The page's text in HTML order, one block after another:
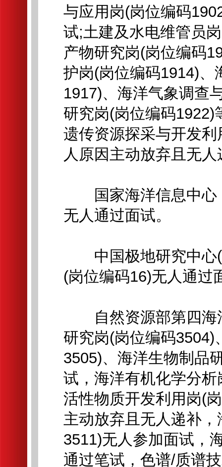
与应用岗(岗位编码
试;土建及水电维管员
产物研究岗(岗位编码
护岗(岗位编码1914)、
1917)、海洋气象调查
研究岗(岗位编码1922)
遗传资源探采与开发
人原因主动放弃且无人
国家海洋信息中心
无人通过面试。
中国极地研究中心(
(岗位编码16)无人通过
自然资源部第四海
研究岗(岗位编码3504)
3505)、海洋生物制品
试，海洋有机化学分
活性物质开发利用岗(
主动放弃且无人递补
3511)无人参加面试，
通过笔试，色谱/质谱